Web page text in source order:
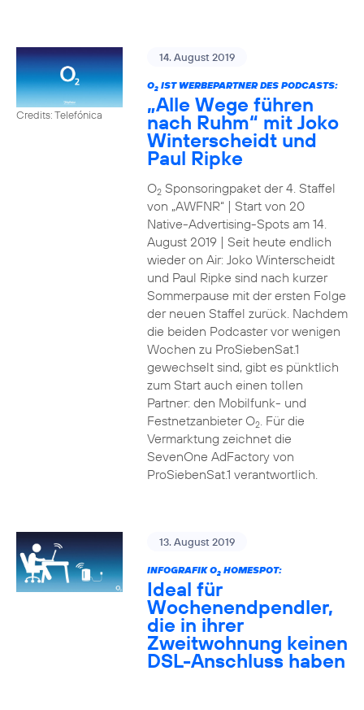
Credits: Telefónica
14. August 2019
O2IST WERBEPARTNER DES PODCASTS:
„Alle Wege führen
nach Ruhm“ mit Joko
Winterscheidt und
Paul Ripke
O2Sponsoringpaket der 4. Staffel
von „AWFNR“ | Start von 20
Native-Advertising-Spots am 14.
August 2019 | Seit heute endlich
wieder on Air: Joko Winterscheidt
und Paul Ripke sind nach kurzer
Sommerpause mit der ersten Folge
der neuen Staffel zurück. Nachdem
die beiden Podcaster vor wenigen
Wochen zu ProSiebenSat.1
gewechselt sind, gibt es pünktlich
zum Start auch einen tollen
Partner: den Mobilfunk- und
Festnetzanbieter O2. Für die
Vermarktung zeichnet die
SevenOne AdFactory von
ProSiebenSat.1 verantwortlich.
13. August 2019
INFOGRAFIK O2HOMESPOT:
Ideal für
Wochenendpendler,
die in ihrer
Zweitwohnung keinen
DSL-Anschluss haben